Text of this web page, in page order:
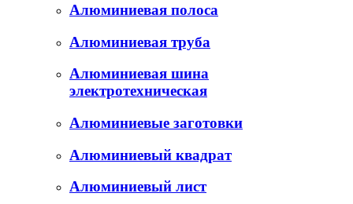
Алюминиевая полоса
Алюминиевая труба
Алюминиевая шина
электротехническая
Алюминиевые заготовки
Алюминиевый квадрат
Алюминиевый лист